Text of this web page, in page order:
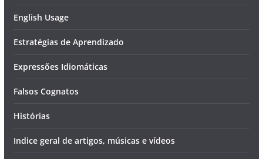
English Usage
Estratégias de Aprendizado
Expressões Idiomáticas
Falsos Cognatos
Histórias
Indice geral de artigos, músicas e vídeos